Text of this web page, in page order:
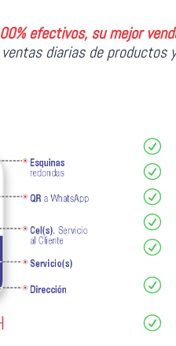
efectivos, su mejor
ventas diarias de productos
R
R
R
R
R
R
R